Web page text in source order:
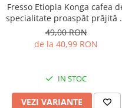
Fresso Etiopia Konga cafea
specialitate proaspăt prăjită
măcinată
49,00 RON
de la 40,99 RON
IN STOC
VEZI VARIANTE